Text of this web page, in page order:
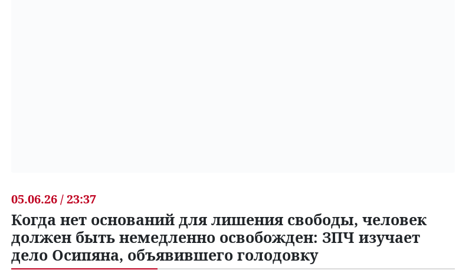
05.06.26 / 23:37
Когда нет оснований для лишения свободы, человек
должен быть немедленно освобожден: ЗПЧ изучает
дело Осипяна, объявившего голодовку